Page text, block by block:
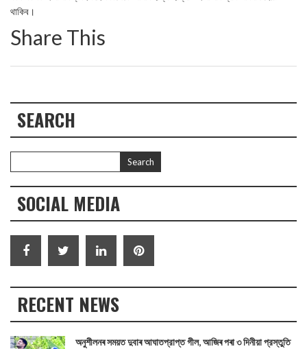
থাকিব।
Share This
SEARCH
SOCIAL MEDIA
RECENT NEWS
অনুশীলনৰ সময়ত দুবাৰ আঘাতপ্রাপ্ত গীল, আজিৰ পৰা ৩ দিনীয়া প্রস্তুতি